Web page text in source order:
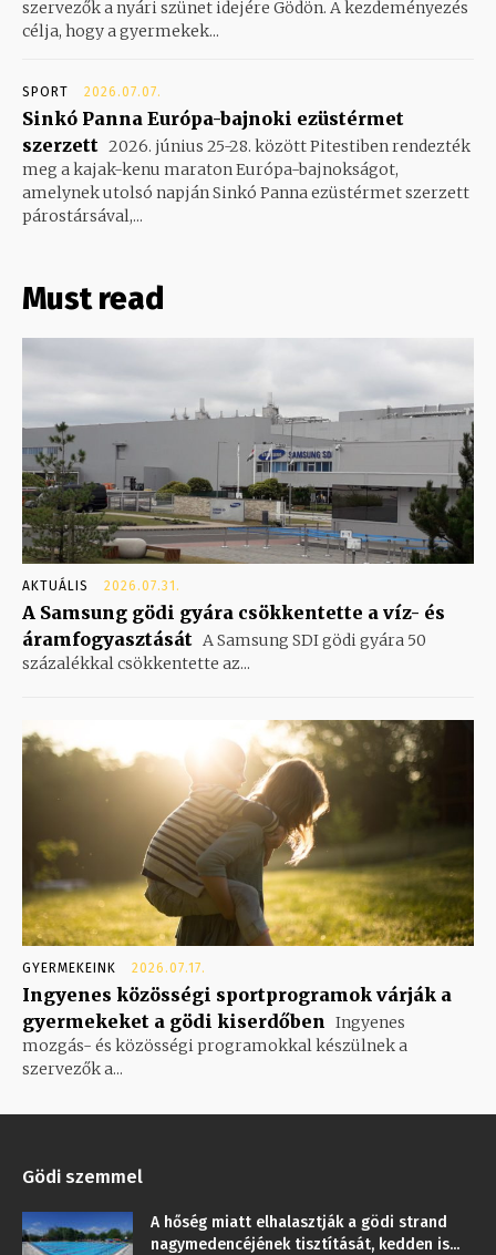
szervezők a nyári szünet idejére Gödön. A kezdeményezés
célja, hogy a gyermekek...
SPORT 2026.07.07.
Sinkó Panna Európa-bajnoki ezüstérmet
szerzett 2026. június 25-28. között Pitestiben rendezték
meg a kajak-kenu maraton Európa-bajnokságot,
amelynek utolsó napján Sinkó Panna ezüstérmet szerzett
párostársával,...
Must read
AKTUÁLIS 2026.07.31.
A Samsung gödi gyára csökkentette a víz- és
áramfogyasztását A Samsung SDI gödi gyára 50
százalékkal csökkentette az...
GYERMEKEINK 2026.07.17.
Ingyenes közösségi sportprogramok várják a
gyermekeket a gödi kiserdőben
Ingyenes
mozgás- és közösségi programokkal készülnek a
szervezők a...
Gödi szemmel
A hőség miatt elhalasztják a gödi strand
nagymedencéjének tisztítását, kedden is...